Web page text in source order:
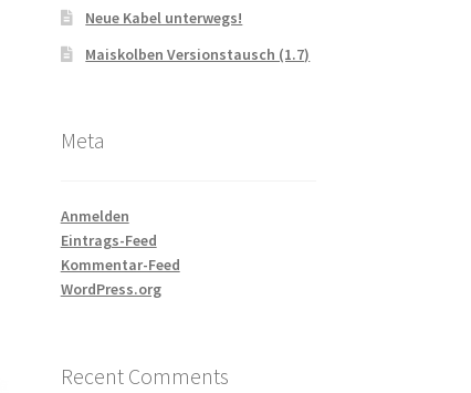
Neue Kabel unterwegs!
Maiskolben Versionstausch (1.7)
Meta
Anmelden
Eintrags-Feed
Kommentar-Feed
WordPress.org
Recent Comments